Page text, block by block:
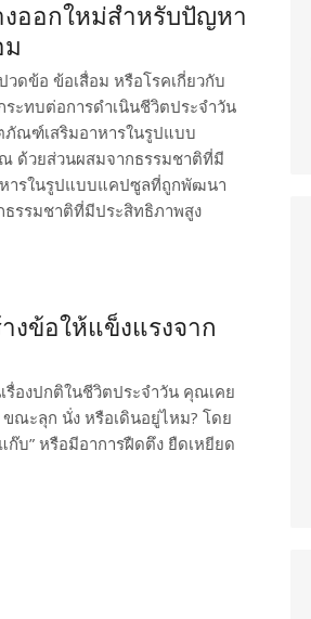
ออกใหม่สำหรับปัญหา
ดข้อ ข้อเสื่อม หรือโรคเกี่ยวกับ
ะทบต่อการดำเนินชีวิตประจำวัน
ภัณฑ์เสริมอาหารในรูปแบบ
ด้วยส่วนผสมจากธรรมชาติที่มี
ารในรูปแบบแคปซูลที่ถูกพัฒนา
รรมชาติที่มีประสิทธิภาพสูง​
งข้อให้แข็งแรงจาก
รื่องปกติในชีวิตประจำวัน คุณเคย
ณะลุก นั่ง หรือเดินอยู่ไหม? โดย
ก๊บ” หรือมีอาการฝืดตึง ยืดเหยียด